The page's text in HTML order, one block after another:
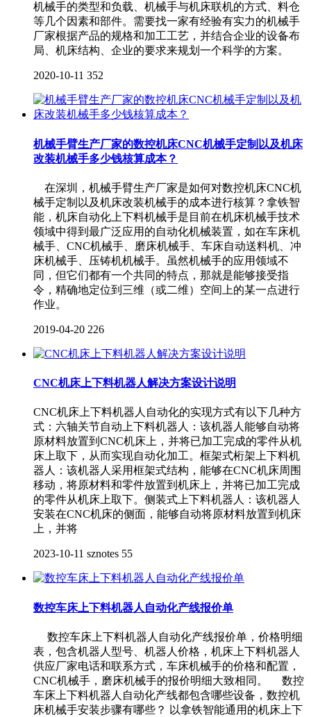
机械手的类型和负载、机械手与机床联机的方式、料仓
等几个因素和部件。需要找一家有经验有实力的机械手
厂家根据产品的规格和加工工艺，并结合企业的设备布
局、机床结构、企业的要求来规划一个科学的方案。
2020-10-11 352
机械手臂生产厂家的数控机床CNC机械手定制以及机床
改装机械手多少钱核算成本？
在深圳，机械手臂生产厂家是如何对数控机床CNC机
械手定制以及机床改装机械手的成本进行核算？拿铁智
能，机床自动化上下料机械手是目前在机床机械手技术
领域中得到最广泛应用的自动化机械装置，如在车床机
械手、CNC机械手、磨床机械手、车床自动送料机、冲
床机械手、压铸机机械手。虽然机械手的应用领域不
同，但它们都有一个共同的特点，那就是能够接受指
令，精确地定位到三维（或二维）空间上的某一点进行
作业。
2019-04-20 226
CNC机床上下料机器人解决方案设计说明
CNC机床上下料机器人自动化的实现方式有以下几种方
式：六轴关节自动上下料机器人：该机器人能够自动将
原材料放置到CNC机床上，并将已加工完成的零件从机
床上取下，从而实现自动化加工。框架式桁架上下料机
器人：该机器人采用框架式结构，能够在CNC机床周围
移动，将原材料和零件放置到机床上，并将已加工完成
的零件从机床上取下。侧装式上下料机器人：该机器人
安装在CNC机床的侧面，能够自动将原材料放置到机床
上，并将
2023-10-11 sznotes 55
数控车床上下料机器人自动化产线报价单
数控车床上下料机器人自动化产线报价单，价格明细
表，包含机器人型号、机器人价格，机床上下料机器人
供应厂家电话和联系方式，车床机械手的价格和配置，
CNC机械手，磨床机械手的报价明细大致相同。 数控
车床上下料机器人自动化产线都包含哪些设备，数控机
床机械手安装步骤有哪些？ 以拿铁智能通用的机床上下